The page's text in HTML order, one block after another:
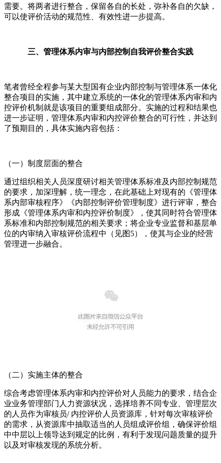
需要。将两者进行整合，保留各自的长处，弥补各自的欠缺，
可以使评价活动的规范性、有效性进一步提高。
三、管理体系内审与内部控制自我评价整合实践
笔者曾经全程参与某大型国有企业内部控制与管理体系一体化
整合项目的实施，其中建立系统的一体化的管理体系内审和内
控评价机制就是该项目的重要组成部分。实施的过程和结果也
进一步证明，管理体系内审和内控评价整合的可行性，并达到
了预期目的，具体实施内容包括：
（一）制度层面的整合
通过组织相关人员深度研讨相关管理体系标准及内部控制规范
的要求，加深理解，统一理念，在此基础上对现有的《管理体
系内部审核程序》《内部控制评价管理制度》进行评审，整合
形成《管理体系内审和内控评价制度》，使其同时符合管理体
系标准和内部控制规范的相关要求；将企业专业监督和基层单
位的内审纳入审核评价流程中（见图5），使其与企业的经营
管理进一步融合。
（二）实施主体的整合
综合考虑管理体系内审和内控评价对人员能力的要求，结合企
业业务管理部门人力资源状况，选择培养不同专业、管理层次
的人员作为审核员/ 内控评价人员资源库，针对每次审核评价
的需求，从资源库中抽取适当的人员组成评价组，确保评价组
中中层以上领导达到规定的比例，有利于发现问题质量的提升
以及对审核发现的系统分析。